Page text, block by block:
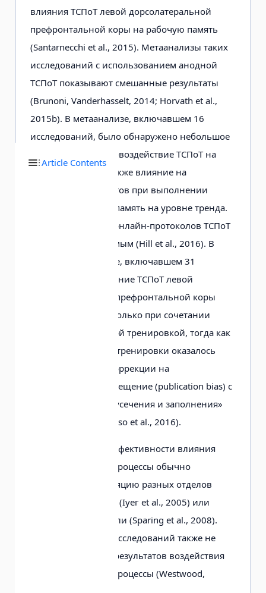
Article Contents
влияния ТСПоТ левой дорсолатеральной
префронтальной коры на рабочую память
(Santarnecchi et al., 2015). Метаанализы таких
исследований с использованием анодной
ТСПоТ показывают смешанные результаты
(Brunoni, Vanderhasselt, 2014; Horvath et al.,
2015b). В метаанализе, включавшем 16
исследований, было обнаружено небольшое
значимое оффлайн-воздействие ТСПоТ на
время реакции, а также влияние на
правильность ответов при выполнении
тестов на рабочую память на уровне тренда.
При этом влияние онлайн-протоколов ТСПоТ
оказалось незначимым (Hill et al., 2016). В
другом метаанализе, включавшем 31
исследование, влияние ТСПоТ левой
дорсолатеральной префронтальной коры
было обнаружено только при сочетании
ТСПоТ с когнитивной тренировкой, тогда как
влияние ТСПоТ без тренировки оказалось
незначимым при коррекции на
публикационное смещение (publication bias) с
помощью метода «усечения и заполнения»
(trim-and-fill) (Mancuso et al., 2016).
В исследованиях эффективности влияния
ТСПоТ на речевые процессы обычно
используют стимуляцию разных отделов
левой лобной доли (Іуег et al., 2005) или
левой височной доли (Sparing et al., 2008).
Метаанализ таких исследований также не
показал значимых результатов воздействия
ТСПоТ на речевые процессы (Westwood,